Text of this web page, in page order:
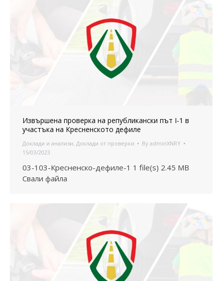
Извършена проверка на републикански път I-1 в
участъка на Кресненското дефиле
Доклади и анализи, Доклади от проверки By adminXNRY
15/03/2023
03-103-Кресненско-дефиле-1 1 file(s) 2.45 MB
Свали файла